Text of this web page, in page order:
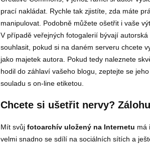
prací nakládat. Rychle tak zjistíte, zda máte
manipulovat. Podobně můžete ošetřit i vaše
V případě veřejných fotogalerií bývají
souhlasit, pokud si na daném serveru chcete
jako majetek autora. Pokud tedy naleznete
hodil do záhlaví vašeho blogu, zeptejte se
souladu s on-line etiketou.
Chcete si ušetřit nervy?
Mít svůj fotoarchív uložený na Internetu má
velmi snadno se sdílí na sociálních sítích a